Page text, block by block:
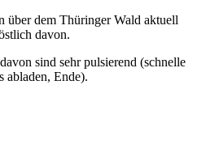
über dem Thüringer Wald aktuell
davon.
sind sehr pulsierend (schnelle
abladen, Ende).